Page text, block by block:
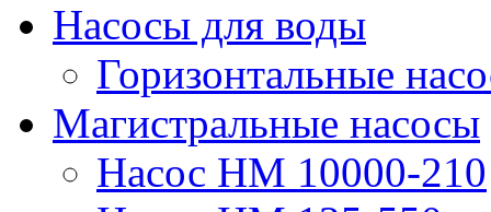
Насосы для воды
Горизонтальные
Магистральные насосы
Насос НМ 10000-210